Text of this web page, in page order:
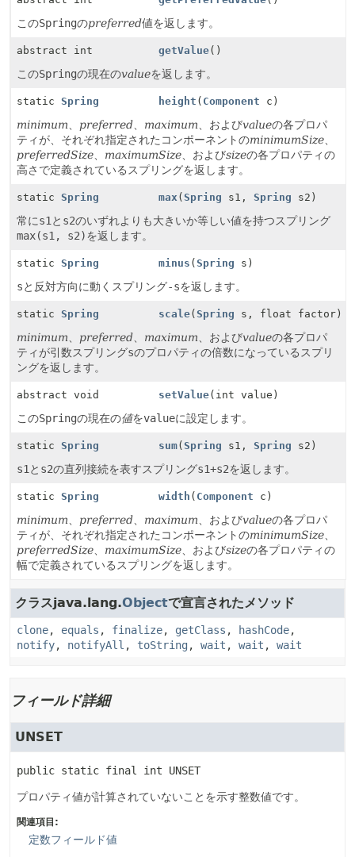
このSpringのpreferred値を返します。
abstract int getValue()
このSpringの現在のvalueを返します。
static Spring height ( Component c)
minimum preferred maximum 、およびvalueの各プロパ
ティが、それぞれ指定されたコンポーネントのminimumSize
preferredSize
maximumSize 、およびsizeの各プロパティの
高さで定義されているスプリングを返します。
static Spring max(Spring s1,Spring s2)
常にs1 と s2のいずれよりも大きいか等しい値を持つスプリング
max(s1, s2)を返します。
static Spring minus (Spring s)
sと反対方向に動くスプリング-sを返します。
static Spring scale(Spring s, float factor)
minimum preferred maximum 、およびvalueの各プロパ
ティが引数スプリングsのプロパティの倍数になっているスプリ
ングを返します。
abstract void setValue(int value)
このSpringの現在の値をvalueに設定します。
static Spring sum(Spring s1,Spring s2)
s1 と s2の直列接続を表すスプリングs1+s2を返します。
static Spring width ( Component c)
minimum preferred maximum 、およびvalueの各プロパ
ティが、それぞれ指定されたコンポーネントのminimumSize
preferredSize
maximumSize 、およびsizeの各プロパティの
幅で定義されているスプリングを返します。
クラスjava.lang.Objectで宣言されたメソッド
clone, equals , finalize, getClass , hashCode,
notify, notifyAll , toString , wait , wait , wait
フィールド詳細
UNSET
public static final int UNSET
プロパティ値が計算されていないことを示す整数値です。
関連項目:
定数フィールド値